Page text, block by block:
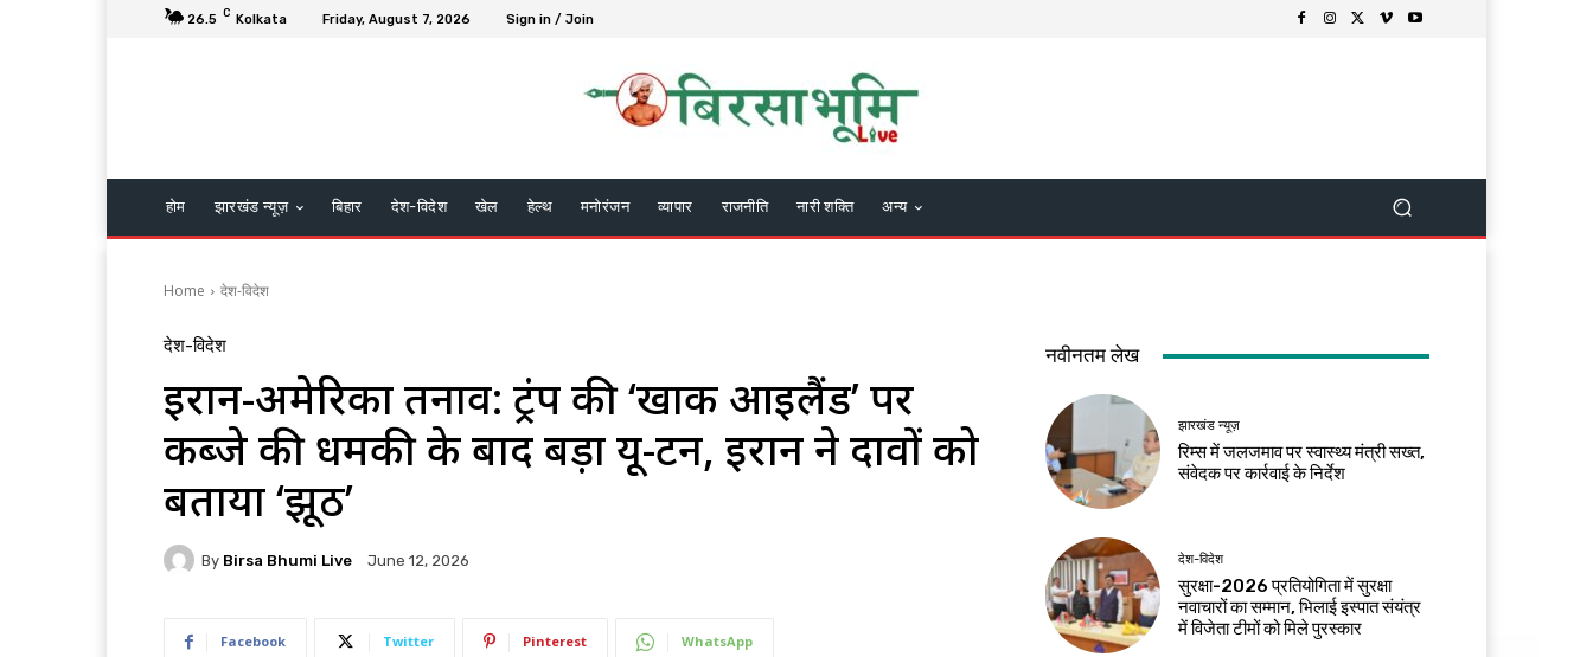
26.5 C Kolkata Friday, August 7, 2026 Sign in / Join
होम झारखंड न्यूज़ बिहार देश-विदेश खेल हेल्थ मनोरंजन व्यापार राजनीति नारी शक्ति अन्य
Home देश-विदेश
देश-विदेश
ईरान-अमेरिका तनाव: ट्रंप की ‘खार्क आइलैंड’ पर
कब्जे की धमकी के बाद बड़ा यू-टर्न, ईरान ने दावों को
बताया ‘झूठ’
By Birsa Bhumi Live June 12, 2026
Facebook Twitter Pinterest WhatsApp
नवीनतम लेख
झारखंड न्यूज़
रिम्स में जलजमाव पर स्वास्थ्य मंत्री सख्त,
संवेदक पर कार्रवाई के निर्देश
देश-विदेश
सुरक्षा-2026 प्रतियोगिता में सुरक्षा
नवाचारों का सम्मान, भिलाई इस्पात संयंत्र
में विजेता टीमों को मिले पुरस्कार